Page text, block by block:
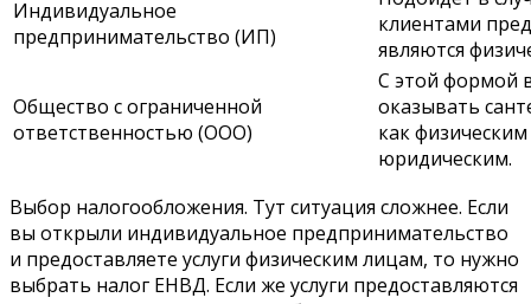
Индивидуальное
предпринимательство (ИП)
клиентами
являются
Общество с ограниченной
ответственностью (ООО)
С этой формой
оказывать
как
юридическим.
Выбор налогообложения. Тут ситуация сложнее. Если
вы открыли индивидуальное предпринимательство
и предоставляете услуги физическим лицам, то нужно
выбрать налог ЕНВД. Если же услуги предоставляются